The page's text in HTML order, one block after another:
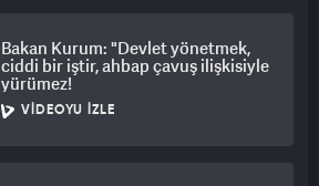
Bakan Kurum: "Devlet yönetmek,
ciddi bir iştir, ahbap çavuş ilişkisiyle
yürümez!
VIDEOYU İZLE